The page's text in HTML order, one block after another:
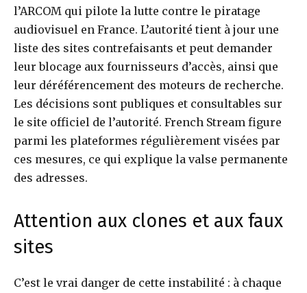
l’ARCOM qui pilote la lutte contre le piratage
audiovisuel en France. L’autorité tient à jour une
liste des sites contrefaisants et peut demander
leur blocage aux fournisseurs d’accès, ainsi que
leur déréférencement des moteurs de recherche.
Les décisions sont publiques et consultables sur
le site officiel de l’autorité. French Stream figure
parmi les plateformes régulièrement visées par
ces mesures, ce qui explique la valse permanente
des adresses.
Attention aux clones et aux faux
sites
C’est le vrai danger de cette instabilité : à chaque